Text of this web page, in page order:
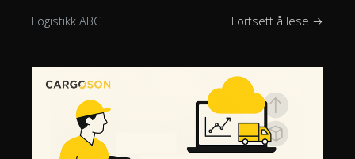
Logistikk ABC Fortsett å lese →